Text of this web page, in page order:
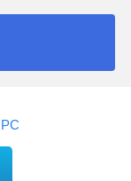
PC